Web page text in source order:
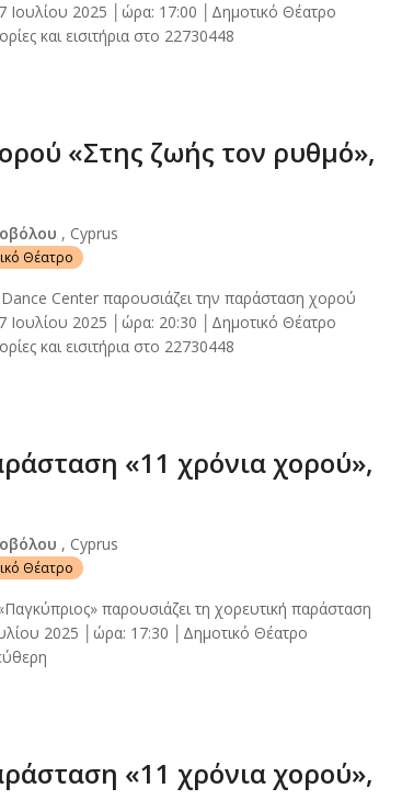
Ιουλίου 2025 │ώρα: 17:00 │Δημοτικό Θέατρο
και εισιτήρια στο 22730448
«Στης ζωής τον ρυθμό»,
, Cyprus
Θέατρο
Center παρουσιάζει την παράσταση χορού
Ιουλίου 2025 │ώρα: 20:30 │Δημοτικό Θέατρο
και εισιτήρια στο 22730448
«11 χρόνια χορού»,
, Cyprus
Θέατρο
παρουσιάζει τη χορευτική παράσταση
2025 │ώρα: 17:30 │Δημοτικό Θέατρο
«11 χρόνια χορού»,